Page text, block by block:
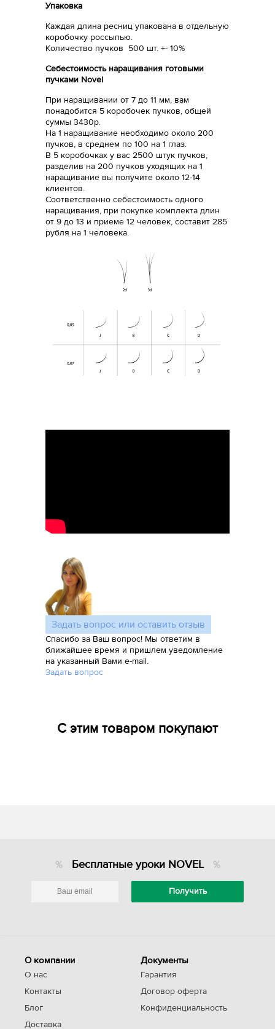
Упаковка
Каждая длина ресниц упакована в отдельную
коробочку россыпью.
Количество пучков 500 шт. +- 10%
Себестоимость наращивания готовыми
пучками Novel
При наращивании от 7 до 11 мм, вам
понадобится 5 коробочек пучков, общей
суммы 3430р.
На 1 наращивание необходимо около 200
пучков, в среднем по 100 на 1 глаз.
В 5 коробочках у вас 2500 штук пучков,
разделив на 200 пучков уходящих на 1
наращивание вы получите около 12-14
клиентов.
Соответственно себестоимость одного
наращивания, при покупке комплекта длин
от 9 до 13 и приеме 12 человек, составит 285
рубля на 1 человека.
Задать вопрос или оставить отзыв
Спасибо за Ваш вопрос! Мы ответим в
ближайшее время и пришлем уведомление
на указанный Вами e-mail.
Задать вопрос
С этим товаром покупают
Бесплатные уроки NOVEL
О компании
О нас
Контакты
Блог
Доставка
Документы
Гарантия
Договор оферта
Конфиденциальность